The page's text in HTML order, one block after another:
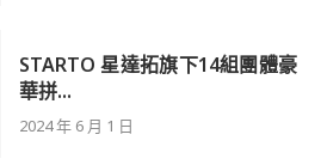
STARTO 星達拓旗下14組團體豪
華拼...
2024 年 6 月 1 日